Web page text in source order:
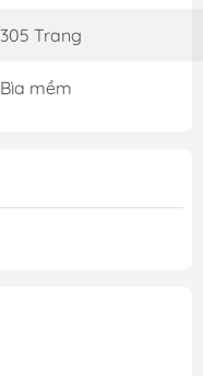
305 Trang
Bìa mềm